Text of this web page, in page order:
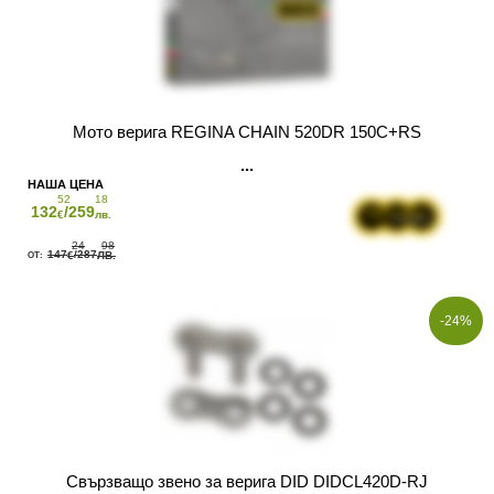
Мото верига REGINA CHAIN 520DR 150C+RS
132
52
€/259
18
лв.
147
24
€/287
98
ЛВ.
-24%
Свързващо звено за верига DID DIDCL420D-RJ